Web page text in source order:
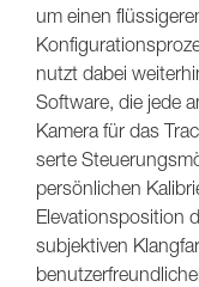
um einen
nutzt dabei
Software, die jede
Kamera für das
serte
persönlichen
Elevationsposition
subjektiven